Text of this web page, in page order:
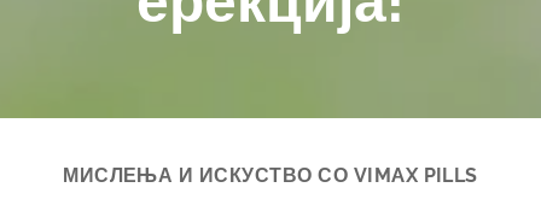
МИСЛЕЊА И ИСКУСТВО СО VIMAX PILLS